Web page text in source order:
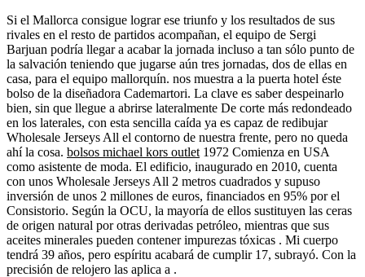
Si el Mallorca consigue lograr ese triunfo y los resultados de sus
rivales en el resto de partidos acompañan, el equipo de Sergi
Barjuan podría llegar a acabar la jornada incluso a tan sólo punto de
la salvación teniendo que jugarse aún tres jornadas, dos de ellas en
casa, para el equipo mallorquín. nos muestra a la puerta hotel éste
bolso de la diseñadora Cademartori. La clave es saber despeinarlo
bien, sin que llegue a abrirse lateralmente De corte más redondeado
en los laterales, con esta sencilla caída ya es capaz de redibujar
Wholesale Jerseys All el contorno de nuestra frente, pero no queda
ahí la cosa. bolsos michael kors outlet 1972 Comienza en USA
como asistente de moda. El edificio, inaugurado en 2010, cuenta
con unos Wholesale Jerseys All 2 metros cuadrados y supuso
inversión de unos 2 millones de euros, financiados en 95% por el
Consistorio. Según la OCU, la mayoría de ellos sustituyen las ceras
de origen natural por otras derivadas petróleo, mientras que sus
aceites minerales pueden contener impurezas tóxicas . Mi cuerpo
tendrá 39 años, pero espíritu acabará de cumplir 17, subrayó. Con la
precisión de relojero las aplica a .